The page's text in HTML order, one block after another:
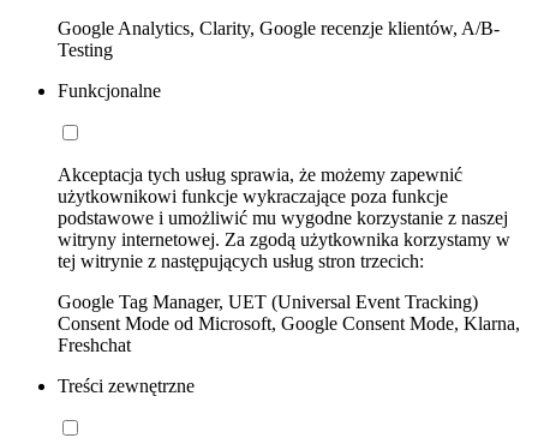
Google Analytics, Clarity, Google recenzje klientów, A/B-
Testing
Funkcjonalne
Akceptacja tych usług sprawia, że możemy zapewnić
użytkownikowi funkcje wykraczające poza funkcje
podstawowe i umożliwić mu wygodne korzystanie z naszej
witryny internetowej. Za zgodą użytkownika korzystamy w
tej witrynie z następujących usług stron trzecich:
Google Tag Manager, UET (Universal Event Tracking)
Consent Mode od Microsoft, Google Consent Mode, Klarna,
Freshchat
Treści zewnętrzne